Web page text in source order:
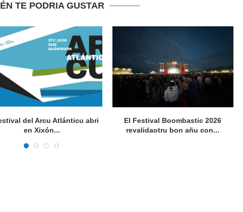
TE PODRIA GUSTAR
del Arcu Atlánticu abri
en Xixón...
El Festival Boombastic 2026
revalidaotru bon añu con...